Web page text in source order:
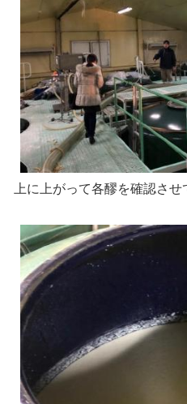
上に上がって各醪を確認させ